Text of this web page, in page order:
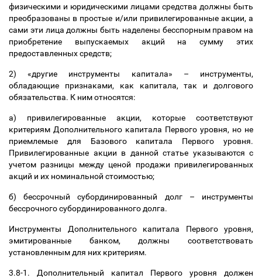
физическими и юридическими лицами средства должны быть
преобразованы в простые и/или привилегированные акции, а
сами эти лица должны быть наделены бесспорным правом на
приобретение выпускаемых акций на сумму этих
предоставленных средств;
2) «другие инструменты капитала» – инструменты,
обладающие признаками, как капитала, так и долгового
обязательства. К ним относятся:
а) привилегированные акции, которые соответствуют
критериям Дополнительного капитала Первого уровня, но не
приемлемые для Базового капитала Первого уровня.
Привилегированные акции в данной статье указываются с
учетом разницы между ценой продажи привилегированных
акций и их номинальной стоимостью;
б) бессрочный субординированный долг – инструменты
бессрочного субординированного долга.
Инструменты Дополнительного капитала Первого уровня,
эмитированные банком, должны соответствовать
установленным для них критериям.
3.8-1. Дополнительный капитал Первого уровня должен